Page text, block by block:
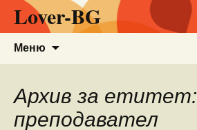
Lover-BG
Меню
Архив за етитет:
преподавател